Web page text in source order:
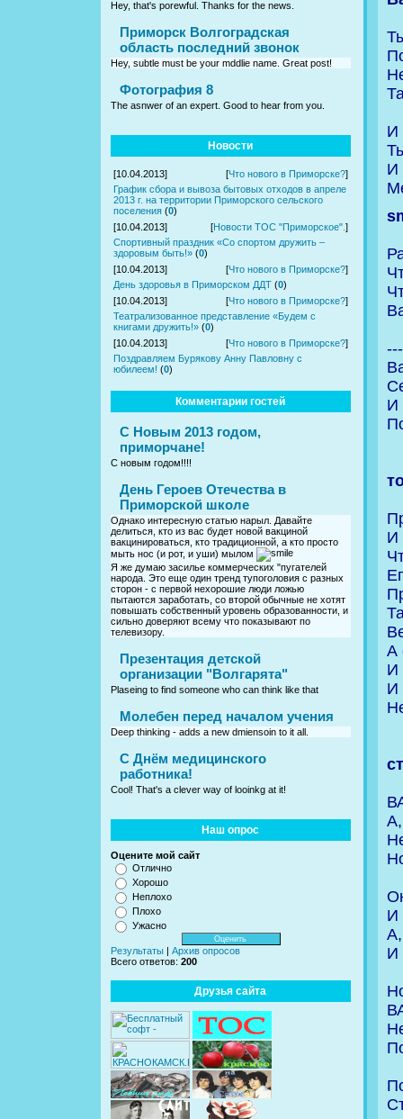
Hey, that's porewful. Thanks for the news.
Приморск Волгоградская
область последний звонок
Hey, subtle must be your mddlie name. Great post!
Фотография 8
The asnwer of an expert. Good to hear from you.
Новости
[10.04.2013] [Что нового в Приморске?]
График сбора и вывоза бытовых отходов в апреле
2013 г. на территории Приморского сельского
поселения (0)
[10.04.2013]
[Новости ТОС "Приморское". ]
Спортивный праздник «Со спортом дружить –
здоровым быть!» (0)
[10.04.2013]
[Что нового в Приморске?]
День здоровья в Приморском ДДТ (0)
[10.04.2013]
[Что нового в Приморске?]
Театрализованное представление «Будем с
книгами дружить!» (0)
[10.04.2013]
[Что нового в Приморске?]
Поздравляем Бурякову Анну Павловну с
юбилеем! (0)
Комментарии гостей
С Новым 2013 годом,
приморчане!
С новым годом!!!!
День Героев Отечества в
Приморской школе
Однако интересную статью нарыл. Давайте
делиться, кто из вас будет новой вакциной
вакцинироваться, кто традиционной, а кто просто
мыть нос (и рот, и уши) мылом
Я же думаю засилье коммерческих "пугателей
народа. Это еще один тренд тупоголовия с разных
сторон - с первой нехорошие люди ложью
пытаются заработать, со второй обычные не хотят
повышать собственный уровень образованности, и
сильно доверяют всему что показывают по
телевизору.
Презентация детской
организации "Волгарята"
Plaseing to find someone who can think like that
Молебен перед началом учения
Deep thinking - adds a new dmiensoin to it all.
C Днём медицинского
работника!
Cool! That's a clever way of looinkg at it!
Наш опрос
Оцените мой сайт
Отлично
Хорошо
Неплохо
Плохо
Ужасно
Результаты
Архив опросов
Всего ответов: 200
Друзья сайта
И
И
---
И
И
А
И
И
И
И